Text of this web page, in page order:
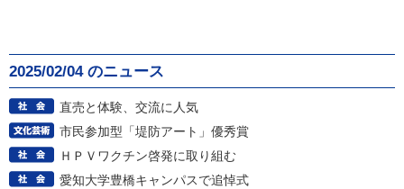
2025/02/04 のニュース
直売と体験、交流に人気
市民参加型「堤防アート」優秀賞
ＨＰＶワクチン啓発に取り組む
愛知大学豊橋キャンパスで追悼式